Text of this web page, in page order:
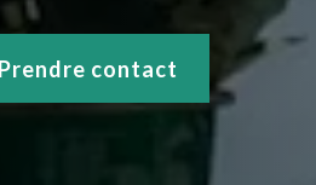
Prendre contact